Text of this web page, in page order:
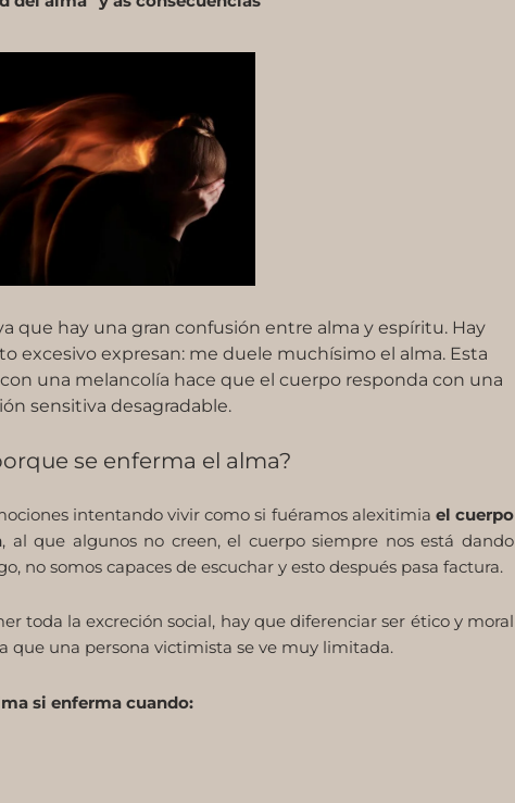
que hay una gran confusión entre alma y espíritu. Hay
excesivo expresan: me duele muchísimo el alma. Esta
una melancolía hace que el cuerpo responda con una
sensitiva desagradable.
se enferma el alma?
intentando vivir como si fuéramos alexitimia el cuerpo
, al que algunos no creen, el cuerpo siempre nos está dando
no somos capaces de escuchar y esto después pasa factura.
toda la excreción social, hay que diferenciar ser ético y moral
que una persona victimista se ve muy limitada.
si enferma cuando: